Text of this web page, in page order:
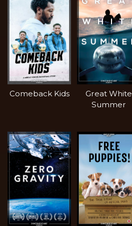
Comeback Kids
Great White
Summer